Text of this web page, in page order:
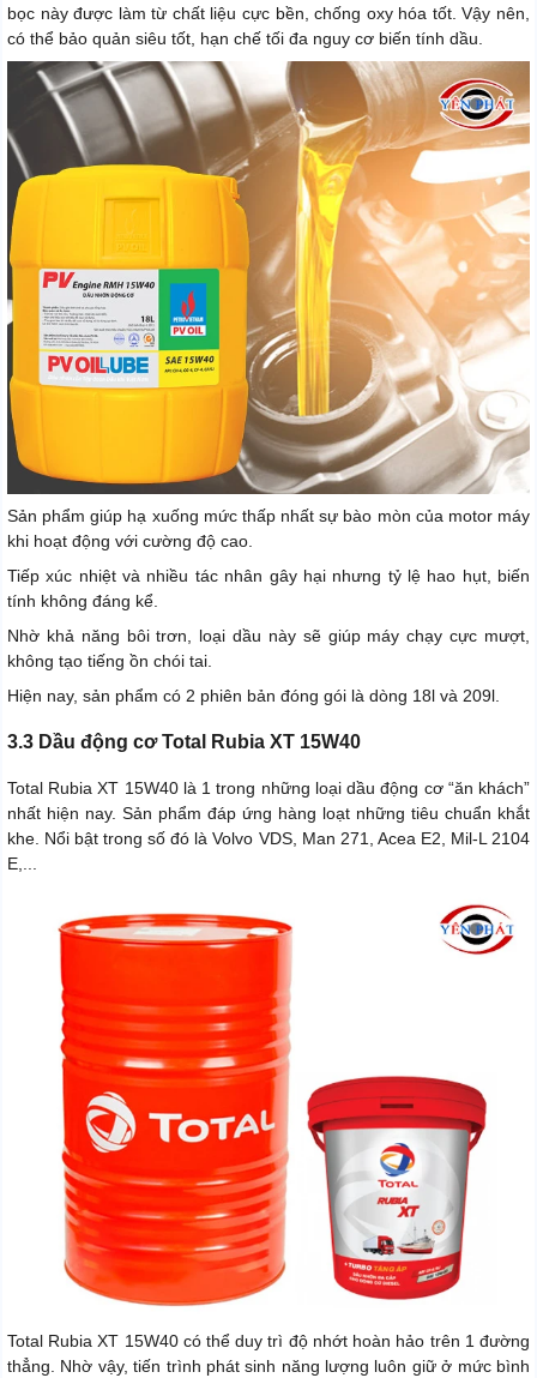
bọc này được làm từ chất liệu cực bền, chống oxy hóa tốt. Vậy nên,
có thể bảo quản siêu tốt, hạn chế tối đa nguy cơ biến tính dầu.
Sản phẩm giúp hạ xuống mức thấp nhất sự bào mòn của motor máy
khi hoạt động với cường độ cao.
Tiếp xúc nhiệt và nhiều tác nhân gây hại nhưng tỷ lệ hao hụt, biến
tính không đáng kể.
Nhờ khả năng bôi trơn, loại dầu này sẽ giúp máy chạy cực mượt,
không tạo tiếng ồn chói tai.
Hiện nay, sản phẩm có 2 phiên bản đóng gói là dòng 18l và 209l.
3.3 Dầu động cơ Total Rubia XT 15W40
Total Rubia XT 15W40 là 1 trong những loại dầu động cơ “ăn khách”
nhất hiện nay. Sản phẩm đáp ứng hàng loạt những tiêu chuẩn khắt
khe. Nổi bật trong số đó là Volvo VDS, Man 271, Acea E2, Mil-L 2104
E,...
Total Rubia XT 15W40 có thể duy trì độ nhớt hoàn hảo trên 1 đường
thẳng. Nhờ vậy, tiến trình phát sinh năng lượng luôn giữ ở mức bình